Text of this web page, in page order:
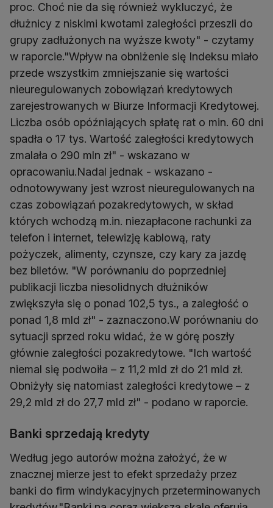
proc. Choć nie da się również wykluczyć, że
dłużnicy z niskimi kwotami zaległości przeszli do
grupy zadłużonych na wyższe kwoty" - czytamy
w raporcie."Wpływ na obniżenie się Indeksu miało
przede wszystkim zmniejszanie się wartości
nieuregulowanych zobowiązań kredytowych
zarejestrowanych w Biurze Informacji Kredytowej.
Liczba osób opóźniających spłatę rat o min. 60 dni
spadła o 17 tys. Wartość zaległości kredytowych
zmalała o 290 mln zł" - wskazano w
opracowaniu.Nadal jednak - wskazano -
odnotowywany jest wzrost nieuregulowanych na
czas zobowiązań pozakredytowych, w skład
których wchodzą m.in. niezapłacone rachunki za
telefon i internet, telewizję kablową, raty
pożyczek, alimenty, czynsze, czy kary za jazdę
bez biletów. "W porównaniu do poprzedniej
publikacji liczba niesolidnych dłużników
zwiększyła się o ponad 102,5 tys., a zaległość o
ponad 1,8 mld zł" - zaznaczono.W porównaniu do
sytuacji sprzed roku widać, że w górę poszły
głównie zaległości pozakredytowe. "Ich wartość
niemal się podwoiła – z 11,2 mld zł do 21 mld zł.
Obniżyły się natomiast zaległości kredytowe – z
29,2 mld zł do 27,7 mld zł" - podano w raporcie.
Banki sprzedają kredyty
Według jego autorów można założyć, że w
znacznej mierze jest to efekt sprzedaży przez
banki do firm windykacyjnych przeterminowanych